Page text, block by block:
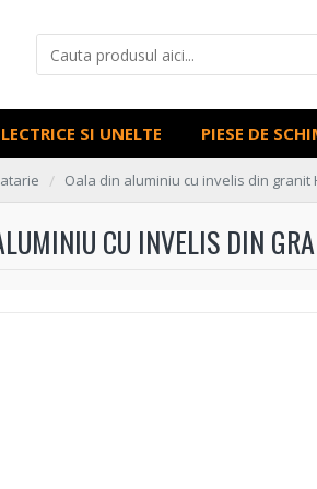
SI UNELTE PIESE DE
Oala din aluminiu cu invelis din granit
CU INVELIS DIN